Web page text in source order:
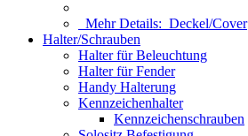
Mehr Details: Deckel/Cover
Halter/Schrauben
Halter für Beleuchtung
Halter für Fender
Handy Halterung
Kennzeichenhalter
Kennzeichenschrauben